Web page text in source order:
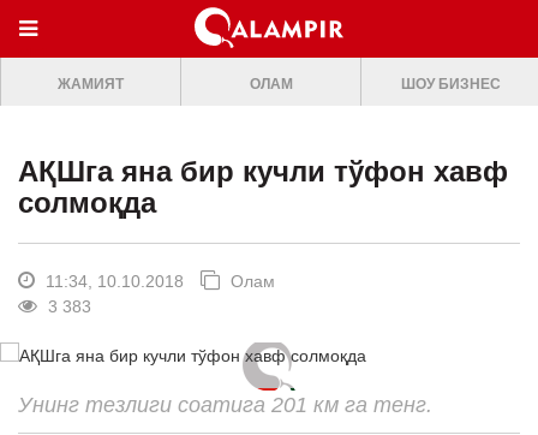
МЕНЮ
ONLINE TV
ЖАМИЯТ
ШОУ-БИЗНЕС
Клип
ЖАМИЯТ ОЛАМ ШОУ БИЗНЕС
АҚШга яна бир кучли тўфон хавф
солмоқда
11:34, 10.10.2018
Олам
3 383
Унинг тезлиги соатига 201 км га тенг.